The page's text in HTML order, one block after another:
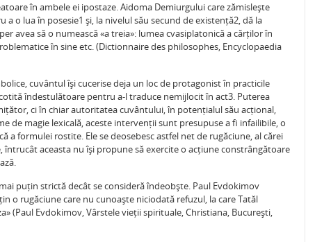
în ambele ei ipostaze. Aidoma Demiurgului care zămislește
o lua în posesie1 și, la nivelul său secund de existență2, dă la
avea să o numească «a treia»: lumea cvasiplatonică a cărților în
în sine etc. (Dictionnaire des philosophes, Encyclopaedia
cuvântul își cucerise deja un loc de protagonist în practicile
îndestulătoare pentru a-l traduce nemijlocit în act3. Puterea
ci în chiar autoritatea cuvântului, în potențialul său acțional,
de magie lexicală, aceste intervenții sunt presupuse a fi infailibile, o
formulei rostite. Ele se deosebesc astfel net de rugăciune, al cărei
aceasta nu își propune să exercite o acțiune constrângătoare
puțin strictă decât se consideră îndeobște. Paul Evdokimov
o rugăciune care nu cunoaște niciodată refuzul, la care Tatăl
(Paul Evdokimov, Vârstele vieții spirituale, Christiana, București,